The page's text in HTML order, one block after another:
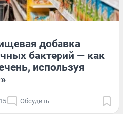
добавка
бактерий — как
используя
Обсудить